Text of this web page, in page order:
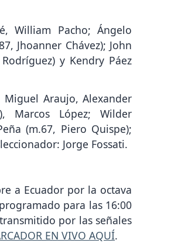
William Pacho; Ángelo
Jhoanner Chávez); John
y Kendry Páez
Miguel Araujo, Alexander
Marcos López; Wilder
(m.67, Piero Quispe);
Jorge Fossati.
a Ecuador por la octava
para las 16:00
por las señales
EN VIVO AQUÍ.